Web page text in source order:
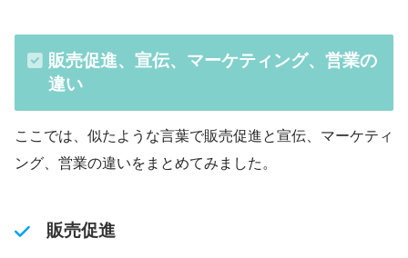
販売促進、宣伝、マーケティング、営業の
違い
ここでは、似たような言葉で販売促進と宣伝、マーケティ
ング、営業の違いをまとめてみました。
販売促進